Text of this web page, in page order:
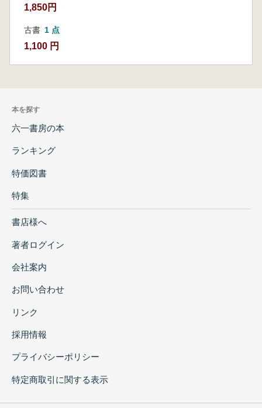
1,850円
古書 1 点
1,100 円
本を探す
六一書房の本
ランキング
特価図書
特集
書店様へ
著者ログイン
会社案内
お問い合わせ
リンク
採用情報
プライバシーポリシー
特定商取引に関する表示